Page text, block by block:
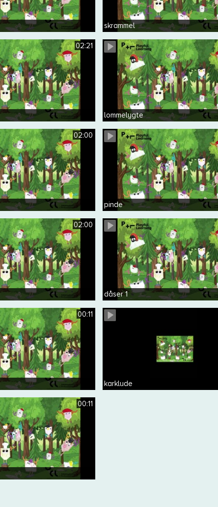
skrammel
02:21
lommelygte
02:00
pinde
02:00
dåser 1
00:11
karklude
00:11